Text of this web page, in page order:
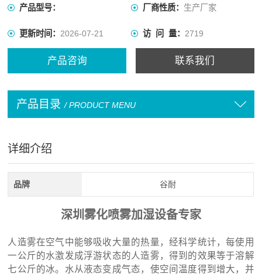
产品型号： 厂商性质： 生产厂家
更新时间：2026-07-21 访 问 量： 2719
产品咨询 联系我们
产品目录 / PRODUCT MENU
详细介绍
品牌 谷耐
深圳雾化喷雾加湿设备专家
人造雾在空气中能够吸收大量的热量，经科学统计，每使用
一公斤的水激发成浮游状态的人造雾，得到的效果等于溶解
七公斤的冰。水从液态变成气态，使空间温度得到增大，并